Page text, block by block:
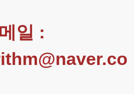
일 :